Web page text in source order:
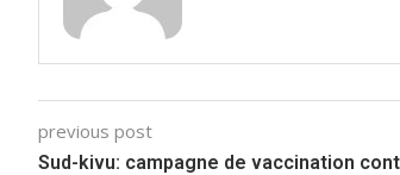
previous post
Sud-kivu: campagne de vaccination